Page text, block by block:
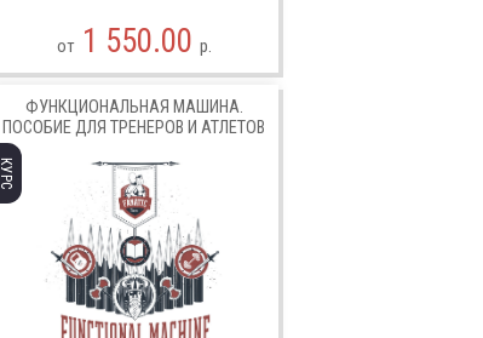
от1 550.00 р.
ФУНКЦИОНАЛЬНАЯ МАШИНА.
ПОСОБИЕ ДЛЯ ТРЕНЕРОВ И АТЛЕТОВ
КУРС